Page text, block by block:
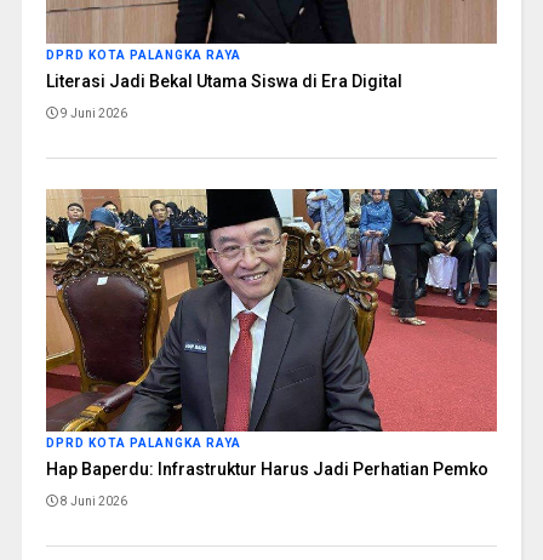
DPRD KOTA PALANGKA RAYA
Literasi Jadi Bekal Utama Siswa di Era Digital
9 Juni 2026
DPRD KOTA PALANGKA RAYA
Hap Baperdu: Infrastruktur Harus Jadi Perhatian Pemko
8 Juni 2026